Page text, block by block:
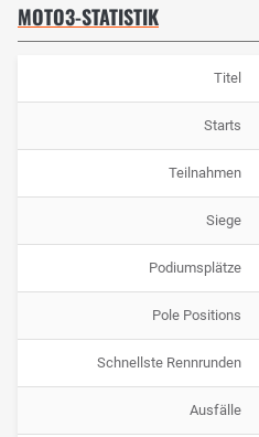
MOTO3-STATISTIK
Titel
Starts
Teilnahmen
Siege
Podiumsplätze
Pole Positions
Schnellste Rennrunden
Ausfälle